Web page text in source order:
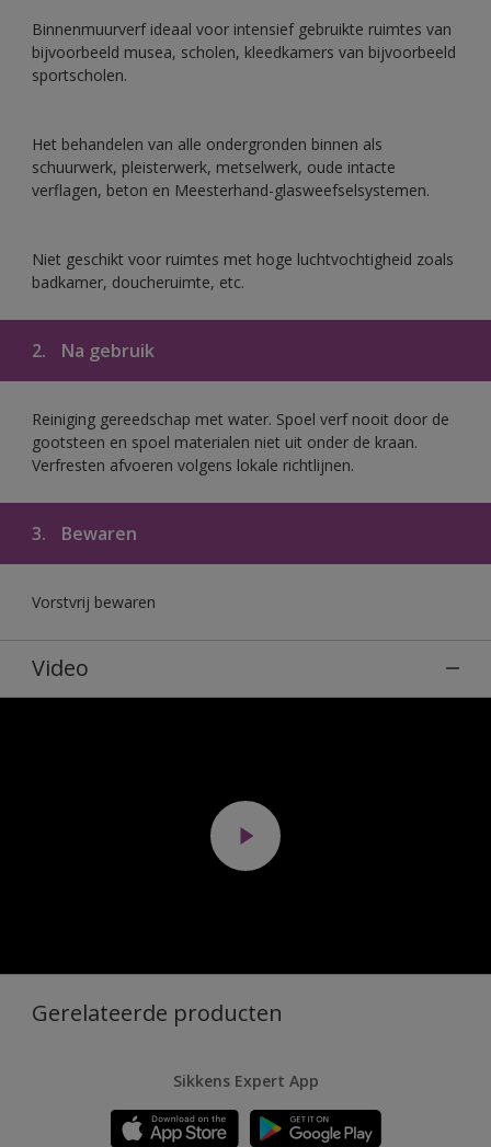
Binnenmuurverf ideaal voor intensief gebruikte ruimtes van
bijvoorbeeld musea, scholen, kleedkamers van bijvoorbeeld
sportscholen.
Het behandelen van alle ondergronden binnen als
schuurwerk, pleisterwerk, metselwerk, oude intacte
verflagen, beton en Meesterhand-glasweefselsystemen.
Niet geschikt voor ruimtes met hoge luchtvochtigheid zoals
badkamer, doucheruimte, etc.
2. Na gebruik
Reiniging gereedschap met water. Spoel verf nooit door de
gootsteen en spoel materialen niet uit onder de kraan.
Verfresten afvoeren volgens lokale richtlijnen.
3. Bewaren
Vorstvrij bewaren
Video
Gerelateerde producten
Sikkens Expert App